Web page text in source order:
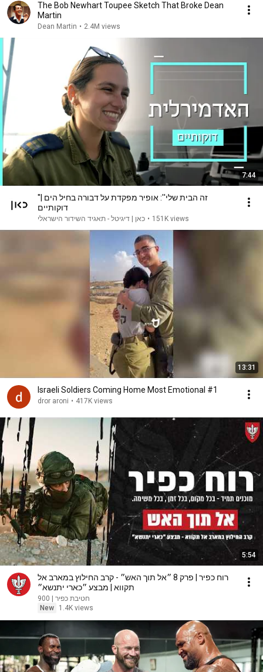
The Bob Newhart Toupee Sketch That Broke Dean
Martin
Dean Martin • 2.4M views
7:44
''זה הבית שלי'': אופיר מפקדת על דבורה בחיל הים |
דוקותיים
כאן | דיגיטל - תאגיד השידור הישראלי • 151K views
13:31
Israeli Soldiers Coming Home Most Emotional #1
dror aroni • 417K views
5:54
רוח כפיר | פרק 8 ״אל תוך האש״ - קרב החילוץ במארב אל
תקווא | מבצע ״כארי יתנשא״
חטיבת כפיר | 900
New
1.4K views